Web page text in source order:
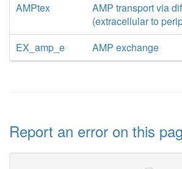
AMPtex
AMP transport via
(extracellular to
EX_amp_e
AMP exchange
Report an error on this